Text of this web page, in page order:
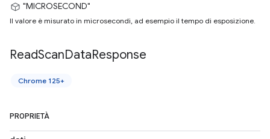
"MICROSECOND"
Il valore è misurato in microsecondi, ad esempio il tempo di esposizione.
ReadScanDataResponse
Chrome 125+
PROPRIETÀ